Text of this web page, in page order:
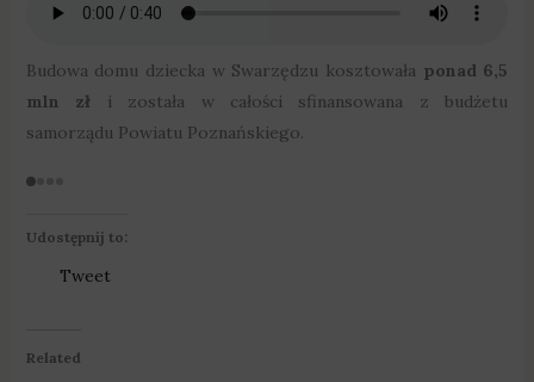
Budowa domu dziecka w Swarzędzu kosztowała ponad 6,5
mln zł i została w całości sfinansowana z budżetu
samorządu Powiatu Poznańskiego.
Udostępnij to:
Tweet
Related